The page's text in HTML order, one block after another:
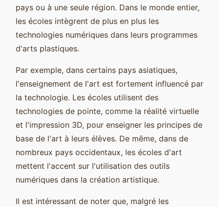
pays ou à une seule région. Dans le monde entier,
les écoles intègrent de plus en plus les
technologies numériques dans leurs programmes
d'arts plastiques.
Par exemple, dans certains pays asiatiques,
l'enseignement de l'art est fortement influencé par
la technologie. Les écoles utilisent des
technologies de pointe, comme la réalité virtuelle
et l'impression 3D, pour enseigner les principes de
base de l'art à leurs élèves. De même, dans de
nombreux pays occidentaux, les écoles d'art
mettent l'accent sur l'utilisation des outils
numériques dans la création artistique.
Il est intéressant de noter que, malgré les